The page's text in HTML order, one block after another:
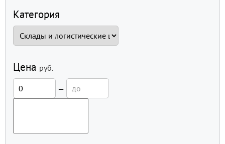
Категория
Цена руб.
—